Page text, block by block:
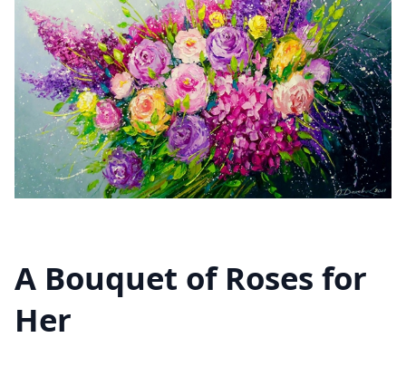
A Bouquet of Roses for
Her